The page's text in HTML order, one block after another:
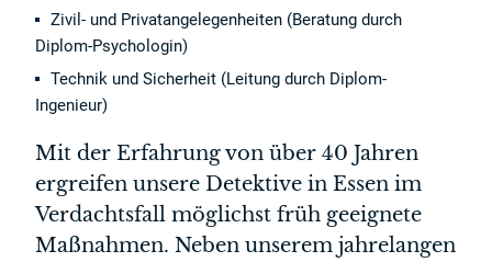
Zivil- und Privatangelegenheiten (Beratung durch
Diplom-Psychologin)
Technik und Sicherheit (Leitung durch Diplom-
Ingenieur)
Mit der Erfahrung von über 40 Jahren
ergreifen unsere Detektive in Essen im
Verdachtsfall möglichst früh geeignete
Maßnahmen. Neben unserem jahrelangen